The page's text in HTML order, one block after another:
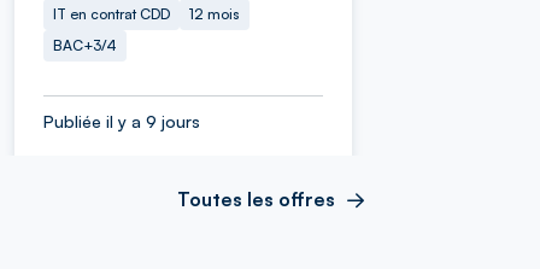
IT en contrat CDD
12 mois
BAC+3/4
Publiée il y a 9 jours
Toutes les offres